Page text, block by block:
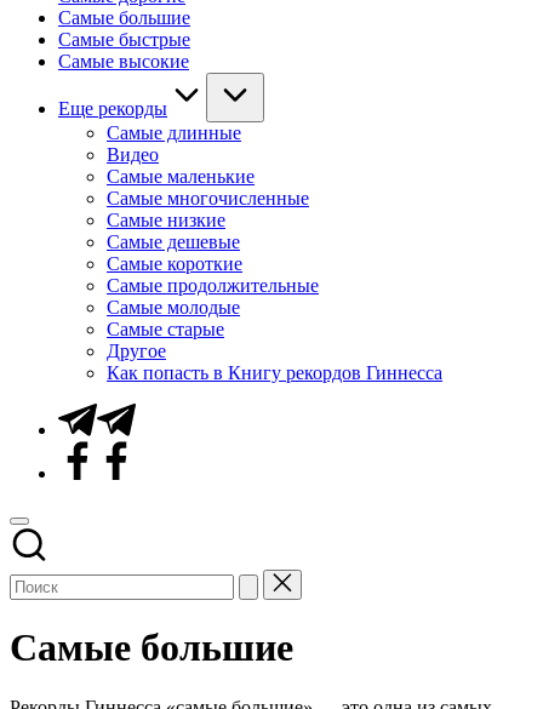
Самые большие
Самые быстрые
Самые высокие
Еще рекорды
Самые длинные
Видео
Самые маленькие
Самые многочисленные
Самые низкие
Самые дешевые
Самые короткие
Самые продолжительные
Самые молодые
Самые старые
Другое
Как попасть в Книгу рекордов Гиннесса
Telegram
Facebook
Самые большие